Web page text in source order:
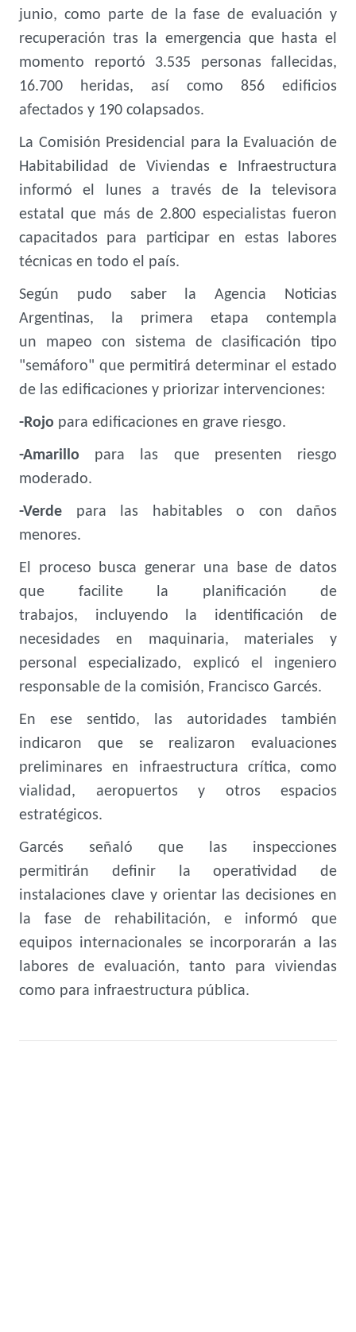
junio, como parte de la fase de evaluación y
recuperación tras la emergencia que hasta el
momento reportó 3.535 personas fallecidas,
16.700 heridas, así como 856 edificios
afectados y 190 colapsados.
La Comisión Presidencial para la Evaluación de
Habitabilidad de Viviendas e Infraestructura
informó el lunes a través de la televisora
estatal que más de 2.800 especialistas fueron
capacitados para participar en estas labores
técnicas en todo el país.
Según pudo saber la Agencia Noticias
Argentinas, la primera etapa contempla
un mapeo con sistema de clasificación tipo
"semáforo" que permitirá determinar el estado
de las edificaciones y priorizar intervenciones:
-Rojo para edificaciones en grave riesgo.
-Amarillo para las que presenten riesgo
moderado.
-Verde para las habitables o con daños
menores.
El proceso busca generar una base de datos
que facilite la planificación de
trabajos, incluyendo la identificación de
necesidades en maquinaria, materiales y
personal especializado, explicó el ingeniero
responsable de la comisión, Francisco Garcés.
En ese sentido, las autoridades también
indicaron que se realizaron evaluaciones
preliminares en infraestructura crítica, como
vialidad, aeropuertos y otros espacios
estratégicos.
Garcés señaló que las inspecciones
permitirán definir la operatividad de
instalaciones clave y orientar las decisiones en
la fase de rehabilitación, e informó que
equipos internacionales se incorporarán a las
labores de evaluación, tanto para viviendas
como para infraestructura pública.